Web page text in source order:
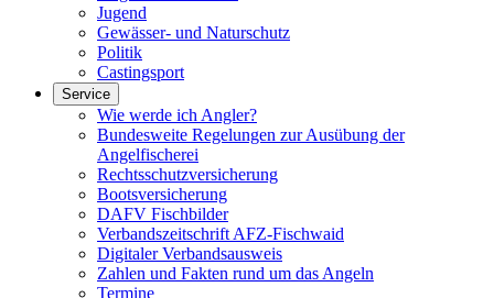
Jugend
Gewässer- und Naturschutz
Politik
Castingsport
Service
Wie werde ich Angler?
Bundesweite Regelungen zur Ausübung der
Angelfischerei
Rechtsschutzversicherung
Bootsversicherung
DAFV Fischbilder
Verbandszeitschrift AFZ-Fischwaid
Digitaler Verbandsausweis
Zahlen und Fakten rund um das Angeln
Termine